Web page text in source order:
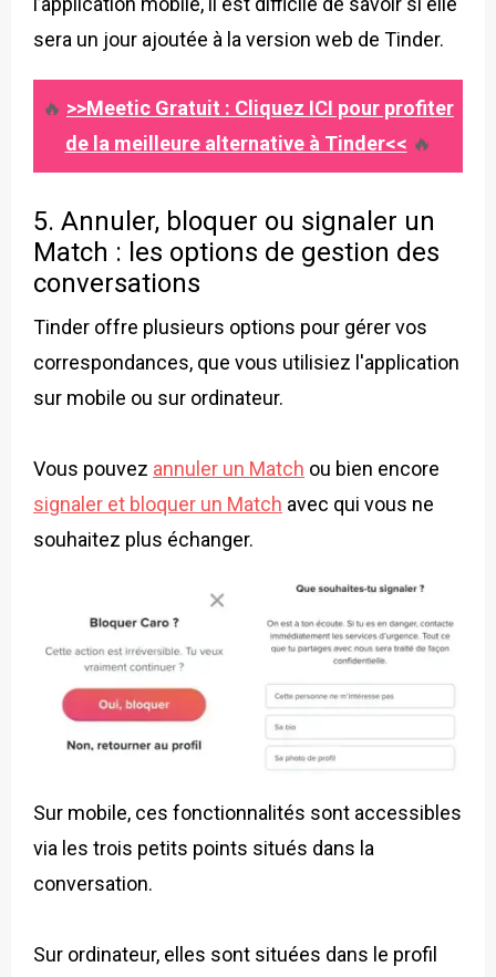
sera un jour ajoutée à la version web de Tinder.
🔥 >>Meetic Gratuit : Cliquez ICI pour profiter
de la meilleure alternative à Tinder<< 🔥
5. Annuler, bloquer ou signaler un
Match : les options de gestion des
conversations
Tinder offre plusieurs options pour gérer vos
correspondances, que vous utilisiez l'application
sur mobile ou sur ordinateur.
Vous pouvez annuler un Match ou bien encore
signaler et bloquer un Match avec qui vous ne
souhaitez plus échanger.
Sur mobile, ces fonctionnalités sont accessibles
via les trois petits points situés dans la
conversation.
Sur ordinateur, elles sont situées dans le profil